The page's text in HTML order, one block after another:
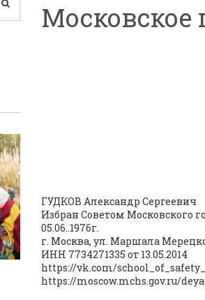
Московское
ГУДКОВ Александр Сергеевич
Избран Советом Московского
05.06..1976г.
г. Москва, ул. Маршала
ИНН 7734271335 от 13.05.2014
https://vk.com/
https://moscow.mchs.gov.ru/